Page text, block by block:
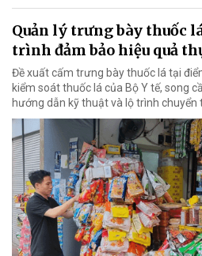
Quản lý trưng bày thuốc
trình đảm bảo hiệu quả
Đề xuất cấm trưng bày thuốc lá tại
kiểm soát thuốc lá của Bộ Y tế, song
hướng dẫn kỹ thuật và lộ trình chuyển